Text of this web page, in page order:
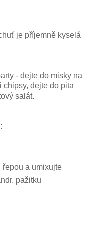
je příjemně kyselá
- dejte do misky na
dejte do pita
salát.
a umixujte
pažitku